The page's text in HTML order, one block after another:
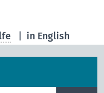
in English